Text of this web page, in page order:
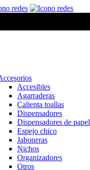
Accesibles
Agarraderas
Calienta toallas
Dispensadores
Dispensadores de papel
Espejo chico
Jaboneras
Nichos
Organizadores
Otros